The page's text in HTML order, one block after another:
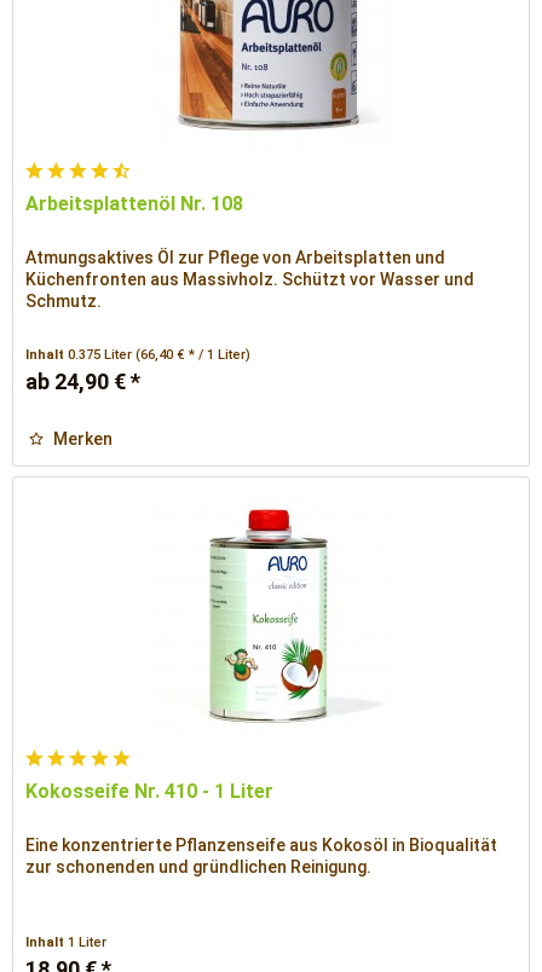
Arbeitsplattenöl Nr. 108
Atmungsaktives Öl zur Pflege von Arbeitsplatten und
Küchenfronten aus Massivholz. Schützt vor Wasser und
Schmutz.
Inhalt0.375 Liter(66,40 € * / 1 Liter)
ab 24,90 € *
Merken
Kokosseife Nr. 410 - 1 Liter
Eine konzentrierte Pflanzenseife aus Kokosöl in Bioqualität
zur schonenden und gründlichen Reinigung.
Inhalt1 Liter